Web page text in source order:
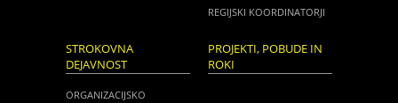
REGIJSKI KOORDINATORJI
STROKOVNA
DEJAVNOST
ORGANIZACIJSKO
PROJEKTI, POBUDE IN
ROKI